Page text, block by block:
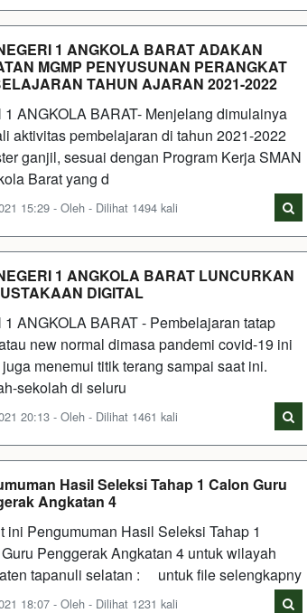
1 ANGKOLA BARAT ADAKAN
MGMP PENYUSUNAN PERANGKAT
TAHUN AJARAN 2021-2022
1 ANGKOLA BARAT- Menjelang dimulainya
aktivitas pembelajaran di tahun 2021-2022
ganjil, sesuai dengan Program Kerja SMAN
Barat yang d
15:29 - Oleh - Dilihat 1494 kali
1 ANGKOLA BARAT LUNCURKAN
DIGITAL
1 ANGKOLA BARAT - Pembelajaran tatap
new normal dimasa pandemi covid-19 ini
menemui titik terang sampai saat ini.
sekolah di seluru
20:13 - Oleh - Dilihat 1461 kali
Hasil Seleksi Tahap 1 Calon Guru
Angkatan 4
ini Pengumuman Hasil Seleksi Tahap 1
Penggerak Angkatan 4 untuk wilayah
tapanuli selatan : untuk file selengkapny
18:07 - Oleh - Dilihat 1231 kali